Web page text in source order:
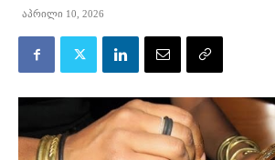
აპრილი 10, 2026